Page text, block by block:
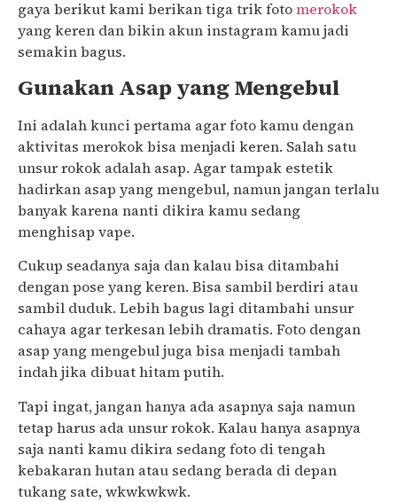
gaya berikut kami berikan tiga trik fotomerokok
yang keren dan bikin akun instagram kamu jadi
semakin bagus.
Gunakan Asap yang Mengebul
Ini adalah kunci pertama agar foto kamu dengan
aktivitas merokok bisa menjadi keren. Salah satu
unsur rokok adalah asap. Agar tampak estetik
hadirkan asap yang mengebul, namun jangan terlalu
banyak karena nanti dikira kamu sedang
menghisap vape.
Cukup seadanya saja dan kalau bisa ditambahi
dengan pose yang keren. Bisa sambil berdiri atau
sambil duduk. Lebih bagus lagi ditambahi unsur
cahaya agar terkesan lebih dramatis. Foto dengan
asap yang mengebul juga bisa menjadi tambah
indah jika dibuat hitam putih.
Tapi ingat, jangan hanya ada asapnya saja namun
tetap harus ada unsur rokok. Kalau hanya asapnya
saja nanti kamu dikira sedang foto di tengah
kebakaran hutan atau sedang berada di depan
tukang sate, wkwkwkwk.